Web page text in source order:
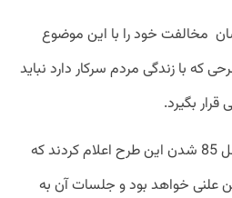
مخالفت خود را با این موضوع
که با زندگی مردم سرکار دارد نباید
بگیرد.
با اینحال نمایندگان موافق اصل 85 شدن این طرح اعلام کردند که
خواهد بود و جلسات آن به